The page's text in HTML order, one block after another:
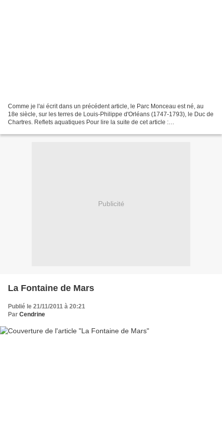
Comme je l'ai écrit dans un précédent article, le Parc Monceau est né, au
18e siècle, sur les terres de Louis-Philippe d'Orléans (1747-1793), le Duc de
Chartres. Reflets aquatiques Pour lire la suite de cet article :
monceau-a79008443...
Publicité
La Fontaine de Mars
Publié le 21/11/2011 à 20:21
Par Cendrine